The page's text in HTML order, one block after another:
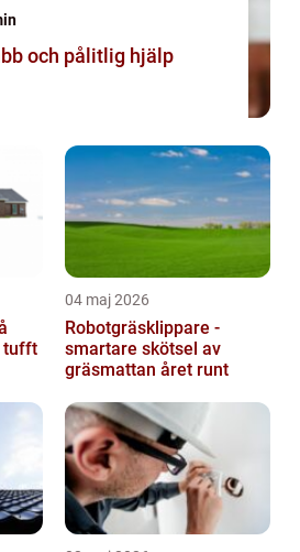
och pålitlig hjälp
tufft
04 maj 2026
Robotgräsklippare -
smartare skötsel av
gräsmattan året runt